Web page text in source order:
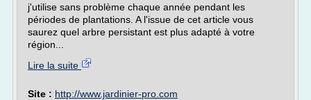
j'utilise sans problème chaque année pendant les
périodes de plantations. A l'issue de cet article vous
saurez quel arbre persistant est plus adapté à votre
région...
Lire la suite
Site : http://www.jardinier-pro.com